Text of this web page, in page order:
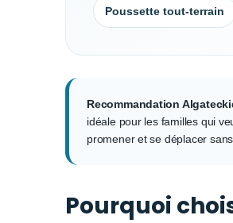
Poussette tout-terrain
Recommandation
idéale pour les familles qui
promener et se déplacer
Pourquoi